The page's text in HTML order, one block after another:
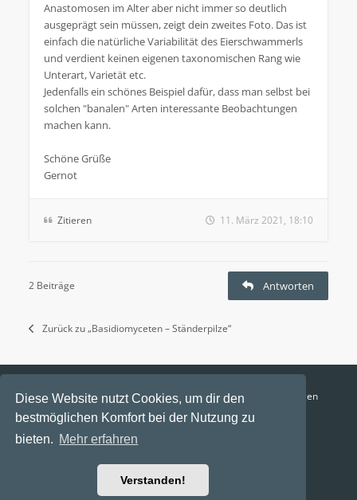
Diese Website nutzt Cookies, um dir den
bestmöglichen Komfort bei der Nutzung zu
bieten. Mehr erfahren
Verstanden!
Anastomosen im Alter aber nicht immer so deutlich
ausgeprägt sein müssen, zeigt dein zweites Foto. Das ist
einfach die natürliche Variabilität des Eierschwammerls
und verdient keinen eigenen taxonomischen Rang wie
Unterart, Varietät etc.
Jedenfalls ein schönes Beispiel dafür, dass man selbst bei
solchen "banalen" Arten interessante Beobachtungen
machen kann.
Schöne Grüße
Gernot
Zitieren 11. März 2021, 18:10
2 Beiträge Antworten
Zurück zu „Basidiomyceten – Ständerpilze“
Funga Austria FAQ Datenschutz
Nutzungsbedingungen
Alle Zeiten sind UTC+02:00
Aktuelle Zeit: 6. August 2026, 23:09
Powered byphpBB® Forum Software © phpBB Limited
Ravaio Theme by